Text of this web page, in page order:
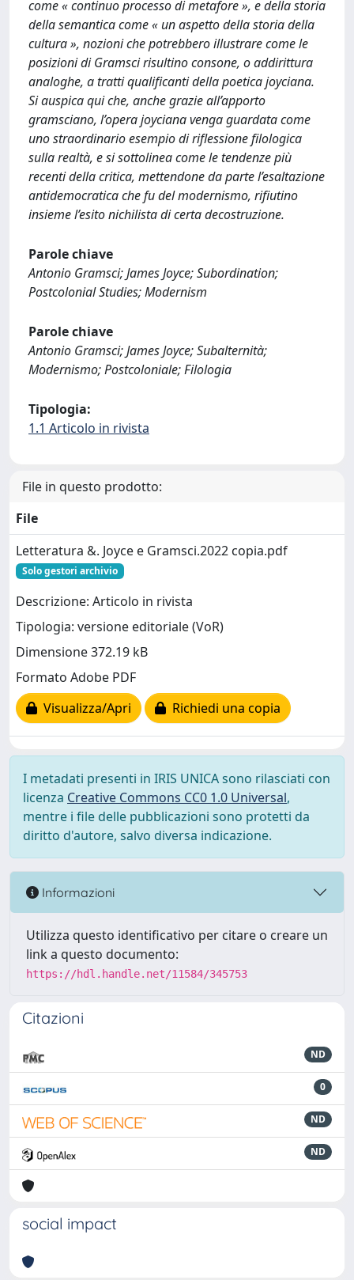
come « continuo processo di metafore », e della storia
della semantica come « un aspetto della storia della
cultura », nozioni che potrebbero illustrare come le
posizioni di Gramsci risultino consone, o addirittura
analoghe, a tratti qualificanti della poetica joyciana.
Si auspica qui che, anche grazie all’apporto
gramsciano, l’opera joyciana venga guardata come
uno straordinario esempio di riflessione filologica
sulla realtà, e si sottolinea come le tendenze più
recenti della critica, mettendone da parte l’esaltazione
antidemocratica che fu del modernismo, rifiutino
insieme l’esito nichilista di certa decostruzione.
Parole chiave
Antonio Gramsci; James Joyce; Subordination;
Postcolonial Studies; Modernism
Parole chiave
Antonio Gramsci; James Joyce; Subalternità;
Modernismo; Postcoloniale; Filologia
Tipologia:
1.1 Articolo in rivista
File in questo prodotto:
File
Letteratura &. Joyce e Gramsci.2022 copia.pdf
Solo gestori archivio
Descrizione: Articolo in rivista
Tipologia: versione editoriale (VoR)
Dimensione 372.19 kB
Formato Adobe PDF
Visualizza/Apri
Richiedi una copia
I metadati presenti in IRIS UNICA sono rilasciati con
licenza Creative Commons CC0 1.0 Universal,
mentre i file delle pubblicazioni sono protetti da
diritto d'autore, salvo diversa indicazione.
Informazioni
Utilizza questo identificativo per citare o creare un
link a questo documento:
https://hdl.handle.net/11584/345753
Citazioni
ND
0
ND
ND
social impact